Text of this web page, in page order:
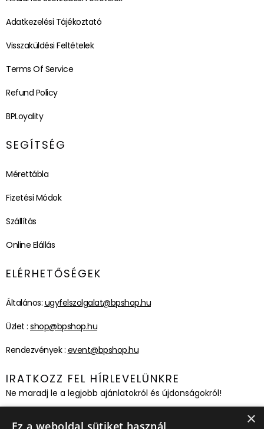
Adatkezelési Tájékoztató
Visszaküldési Feltételek
Terms Of Service
Refund Policy
BPLoyality
SEGÍTSÉG
Mérettábla
Fizetési Módok
Szállítás
Online Elállás
ELÉRHETŐSÉGEK
Általános: ugyfelszolgalat@bpshop.hu
Üzlet : shop@bpshop.hu
Rendezvények : event@bpshop.hu
IRATKOZZ FEL HÍRLEVELÜNKRE
Ne maradj le a legjobb ajánlatokról és újdonságokról!
Feliratkozom! ×
Ez a weboldal sütiket használ